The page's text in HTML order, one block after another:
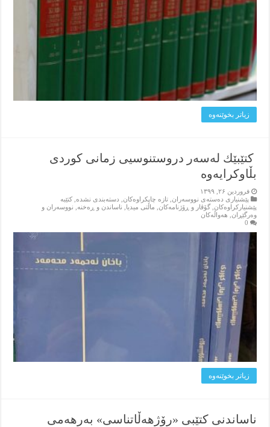
زیاتر بخوێنه‌وه‌
​ كتێبێك لەسەر دروستنوسیی زمانی كوردی
بڵاوكرایەوە
فروردین ۲۶, ۱۳۹۹
پێشنیاری ده‌سته‌ی نووسه‌ران ,تازه‌ چاپکراوه‌کان دسته‌بندی نشده ,کتێبه‌
پێشنیارکراوه‌کان ,گۆڤار و ڕۆژنامه‌کان ماڵتی میدیا ناساندن و ڕه‌خنه‌
نووسه‌ران و
وه‌رگێڕان
هه‌واڵه‌کان
0
زیاتر بخوێنه‌وه‌
ناساندنی کتێبی «رۆژهه‌ڵاتناسى» به‌رهه‌می